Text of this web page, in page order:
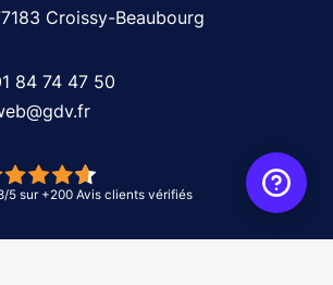
Croissy-Beaubourg
84 74 47 50